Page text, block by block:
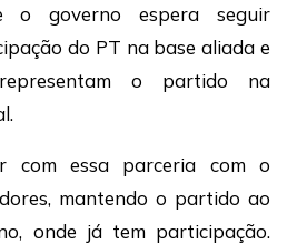
o governo espera seguir
do PT na base aliada e
o partido na
com essa parceria com o
mantendo o partido ao
onde já tem participação.